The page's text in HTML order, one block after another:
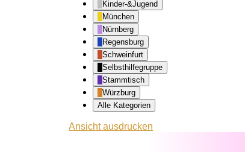
Kinder-&Jugend
München
Nürnberg
Regensburg
Schweinfurt
Selbsthilfegruppe
Stammtisch
Würzburg
Alle Kategorien
Ansichtausdrucken